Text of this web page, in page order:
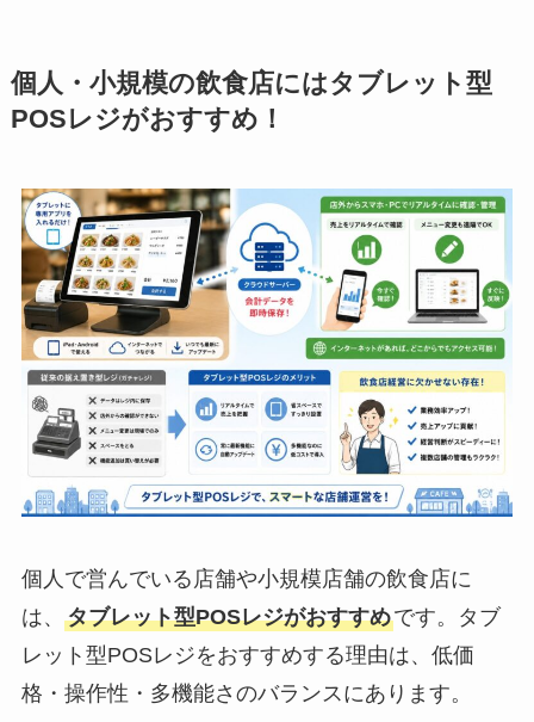
個人・小規模の飲食店にはタブレット型
POSレジがおすすめ！
個人で営んでいる店舗や小規模店舗の飲食店に
は、 タブレット型POSレジがおすすめです。タブ
レット型POSレジをおすすめする理由は、低価
格・操作性・多機能さのバランスにあります。